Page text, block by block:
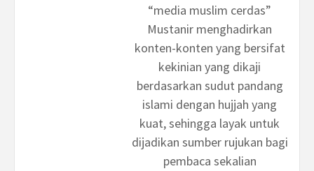
“media muslim cerdas”
Mustanir menghadirkan
konten-konten yang bersifat
kekinian yang dikaji
berdasarkan sudut pandang
islami dengan hujjah yang
kuat, sehingga layak untuk
dijadikan sumber rujukan bagi
pembaca sekalian